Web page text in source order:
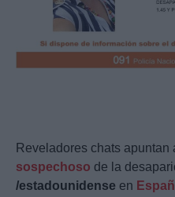
Reveladores chats apuntan
sospechoso de la
/estadounidense en